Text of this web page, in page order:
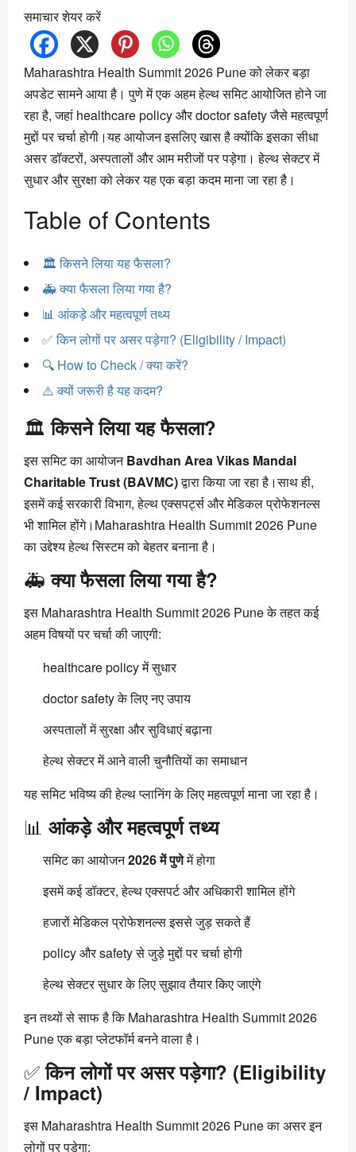
समाचार शेयर करें
Maharashtra Health Summit 2026 Pune को लेकर बड़ा
अपडेट सामने आया है। पुणे में एक अहम हेल्थ समिट आयोजित होने जा
रहा है, जहां healthcare policy और doctor safety जैसे महत्वपूर्ण
मुद्दों पर चर्चा होगी।यह आयोजन इसलिए खास है क्योंकि इसका सीधा
असर डॉक्टरों, अस्पतालों और आम मरीजों पर पड़ेगा। हेल्थ सेक्टर में
सुधार और सुरक्षा को लेकर यह एक बड़ा कदम माना जा रहा है।
Table of Contents
🏛️ किसने लिया यह फैसला?
🚑 क्या फैसला लिया गया है?
📊 आंकड़े और महत्वपूर्ण तथ्य
✅ किन लोगों पर असर पड़ेगा? (Eligibility / Impact)
🔍 How to Check / क्या करें?
⚠️ क्यों जरूरी है यह कदम?
🏛️किसने लिया यह फैसला?
इस समिट का आयोजनBavdhan Area Vikas Mandal
Charitable Trust (BAVMC)द्वारा किया जा रहा है।साथ ही,
इसमें कई सरकारी विभाग, हेल्थ एक्सपर्ट्स और मेडिकल प्रोफेशनल्स
भी शामिल होंगे।Maharashtra Health Summit 2026 Pune
का उद्देश्य हेल्थ सिस्टम को बेहतर बनाना है।
🚑क्या फैसला लिया गया है?
इस Maharashtra Health Summit 2026 Pune के तहत कई
अहम विषयों पर चर्चा की जाएगी:
healthcare policy में सुधार
doctor safety के लिए नए उपाय
अस्पतालों में सुरक्षा और सुविधाएं बढ़ाना
हेल्थ सेक्टर में आने वाली चुनौतियों का समाधान
यह समिट भविष्य की हेल्थ प्लानिंग के लिए महत्वपूर्ण माना जा रहा है।
📊 आंकड़े और महत्वपूर्ण तथ्य
समिट का आयोजन2026 में पुणेमें होगा
इसमें कई डॉक्टर, हेल्थ एक्सपर्ट और अधिकारी शामिल होंगे
हजारों मेडिकल प्रोफेशनल्स इससे जुड़ सकते हैं
policy और safety से जुड़े मुद्दों पर चर्चा होगी
हेल्थ सेक्टर सुधार के लिए सुझाव तैयार किए जाएंगे
इन तथ्यों से साफ है कि Maharashtra Health Summit 2026
Pune एक बड़ा प्लेटफॉर्म बनने वाला है।
✅किन लोगों पर असर पड़ेगा? (Eligibility
/ Impact)
इस Maharashtra Health Summit 2026 Pune का असर इन
लोगों पर पड़ेगा: